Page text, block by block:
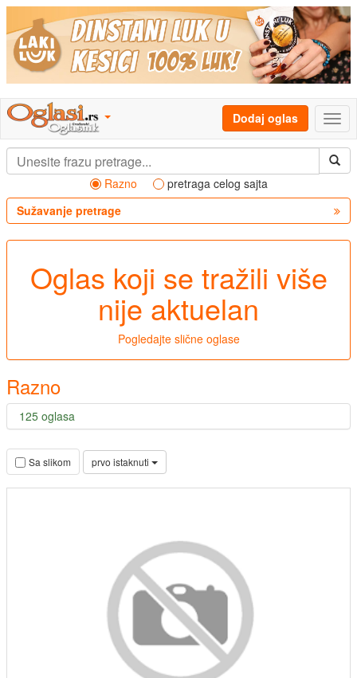
Dodaj oglas
Razno
pretraga celog sajta
Sužavanje pretrage
Oglas koji se tražili više
nije aktuelan
Pogledajte slične oglase
Razno
125 oglasa
Sa slikom prvo istaknuti